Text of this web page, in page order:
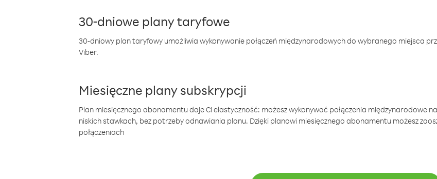
30-dniowe plany taryfowe
30-dniowy plan taryfowy umożliwia wykonywanie połączeń międzynarodowych do wybranego miejsca
Viber.
Miesięczne plany subskrypcji
Plan miesięcznego abonamentu daje Ci elastyczność: możesz wykonywać połączenia międzynarodowe
niskich stawkach, bez potrzeby odnawiania planu. Dzięki planowi miesięcznego abonamentu możesz
połączeniach